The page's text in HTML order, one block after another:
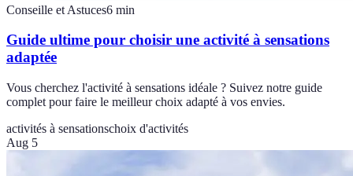
Conseille et Astuces6 min
Guide ultime pour choisir une activité à sensations
adaptée
Vous cherchez l'activité à sensations idéale ? Suivez notre guide
complet pour faire le meilleur choix adapté à vos envies.
activités à sensationschoix d'activités
Aug 5